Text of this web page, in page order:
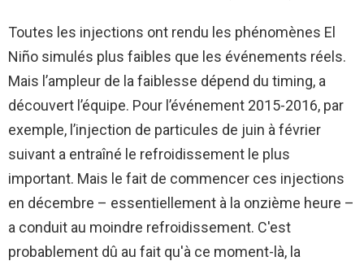
Toutes les injections ont rendu les phénomènes El
Niño simulés plus faibles que les événements réels.
Mais l’ampleur de la faiblesse dépend du timing, a
découvert l’équipe. Pour l’événement 2015-2016, par
exemple, l’injection de particules de juin à février
suivant a entraîné le refroidissement le plus
important. Mais le fait de commencer ces injections
en décembre – essentiellement à la onzième heure –
a conduit au moindre refroidissement. C'est
probablement dû au fait qu'à ce moment-là, la